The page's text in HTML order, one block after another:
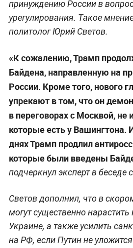
принуждению России в
урегулирования. Такое
политолог Юрий Светов.
«К сожалению, Трамп
Байдена, направленную на
России. Кроме того, нового
упрекают в том, что он
в переговорах с Москвой, не
которые есть у Вашингтона.
днях Трамп продлил
которые были введены
подчеркнул эксперт в беседе с
Светов дополнил, что в
могут существенно
Украине, а также усилить
на РФ, если Путин не